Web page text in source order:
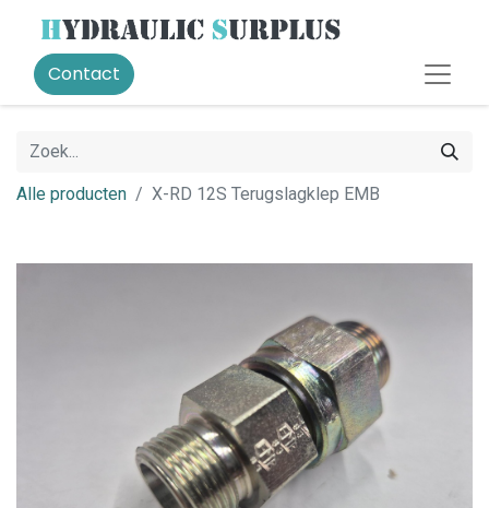
Contact
Alle producten X-RD 12S Terugslagklep EMB